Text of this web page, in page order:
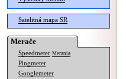
Satelitná mapa SR
Merače
Speedmeter Merania
Pingmeter
Googlemeter